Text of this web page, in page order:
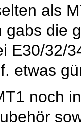
als
gabs die
E30/32/
etwas
noch